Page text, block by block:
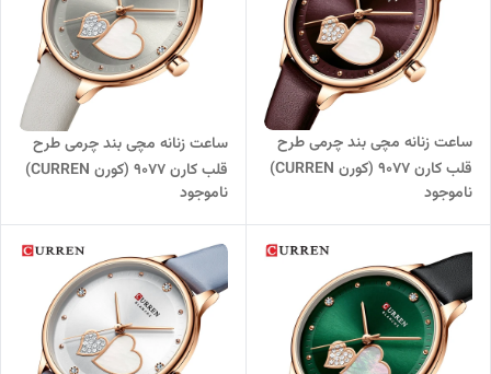
ساعت زنانه مچی بند چرمی طرح
قلب کارن 9077 (کورن CURREN)
بنفش
ناموجود
ساعت زنانه مچی بند چرمی طرح
قلب کارن 9077 (کورن CURREN)
یاسی
ناموجود